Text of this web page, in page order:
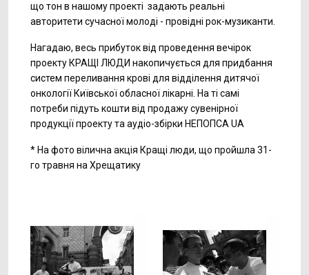
що тон в нашому проекті задають реальні
авторитети сучасної молоді - провідні рок-музиканти.
Нагадаю, весь прибуток від проведення вечірок
проекту КРАЩІ ЛЮДИ накопичується для придбання
систем переливання крові для відділення дитячої
онкології Київської обласної лікарні. На ті самі
потреби підуть кошти від продажу сувенірної
продукції проекту та аудіо-збірки НЕПОПСА UA
* На фото вілична акція Кращі люди, що пройшла 31-
го травня на Хрещатику